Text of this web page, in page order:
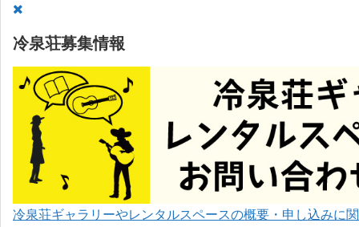
冷泉荘募集情報
冷泉荘ギャラリーやレンタルスペースの概要・申し込みに